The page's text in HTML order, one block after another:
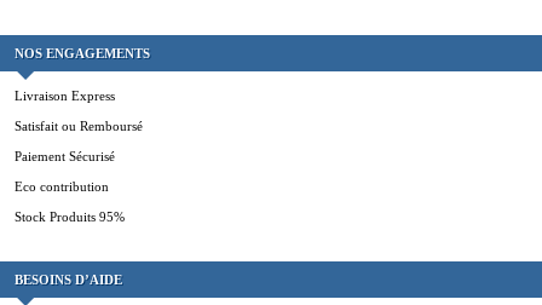
NOS ENGAGEMENTS
Livraison Express
Satisfait ou Remboursé
Paiement Sécurisé
Eco contribution
Stock Produits 95%
BESOINS D’AIDE